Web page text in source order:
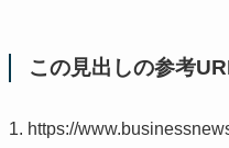
この見出しの参考
1. https://